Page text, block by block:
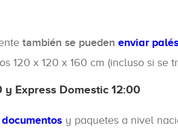
también se pueden enviar palés
120 x 120 x 160 cm (incluso si se
Express Domestic 12:00
y paquetes a nivel